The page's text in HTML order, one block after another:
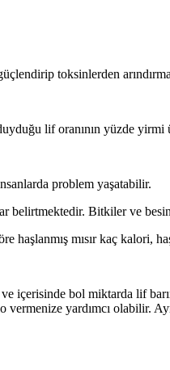
toksinlerden
lif oranının yüzde yirmi
problem yaşatabilir.
belirtmektedir. Bitkiler ve
haşlanmış mısır kaç kalori,
içerisinde bol miktarda lif
yardımcı olabilir.